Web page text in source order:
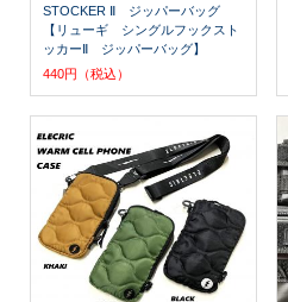
STOCKER Ⅱ ジッパーバッグ
【リューギ シングルフックスト
ッカーⅡ ジッパーバッグ】
440円（税込）